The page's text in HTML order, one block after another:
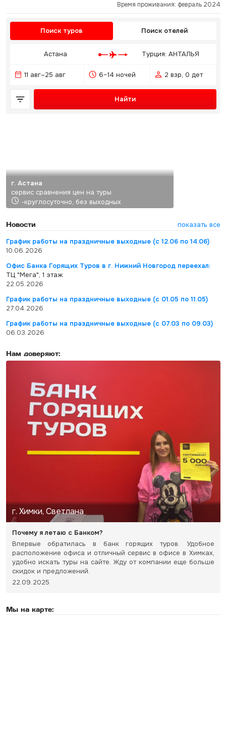
Время проживания: февраль 2024
Поиск туров Поиск отелей
Астана Турция: АНТАЛЬЯ
11 авг–25 авг 6–14 ночей 2 взр, 0 дет
Найти
г. Астана
сервис сравнения цен на туры
-круглосуточно, без выходных
Новости
показать все
График работы на праздничные выходные (с 12.06 по 14.06)
10.06.2026
Офис Банка Горящих Туров в г. Нижний Новгород переехал:
ТЦ "Мега", 1 этаж
22.05.2026
График работы на праздничные выходные (с 01.05 по 11.05)
27.04.2026
График работы на праздничные выходные (с 07.03 по 09.03)
06.03.2026
Нам доверяют:
г. Химки, Светлана
Почему я летаю с Банком?
Впервые обратилась в банк горящих туров. Удобное
расположение офиса и отличный сервис в офисе в Химках,
удобно искать туры на сайте. Жду от компании еще больше
скидок и предложений.
22.09.2025
Мы на карте: